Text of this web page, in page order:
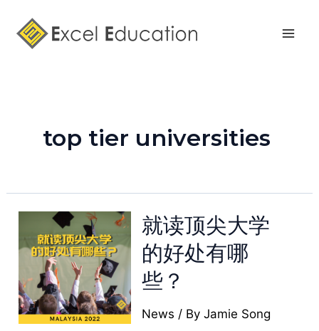
content
top tier universities
就读顶尖大学
的好处有哪
些？
News / ByJamie Song